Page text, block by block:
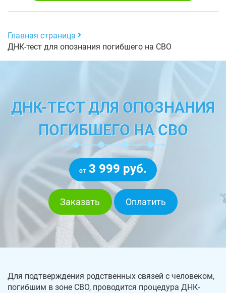
Главная страница
ДНК-тест для опознания погибшего на СВО
ДНК-ТЕСТ ДЛЯ ОПОЗНАНИЯ
ПОГИБШЕГО НА СВО
от 3 999 руб.
Заказать Оплатить
Для подтверждения родственных связей с человеком,
погибшим в зоне СВО, проводится процедура ДНК-